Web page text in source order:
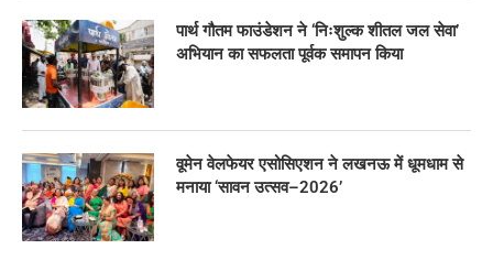
पार्थ गौतम फाउंडेशन ने ‘निःशुल्क शीतल जल सेवा’
अभियान का सफलता पूर्वक समापन किया
वूमेन वेलफेयर एसोसिएशन ने लखनऊ में धूमधाम से
मनाया ‘सावन उत्सव–2026’